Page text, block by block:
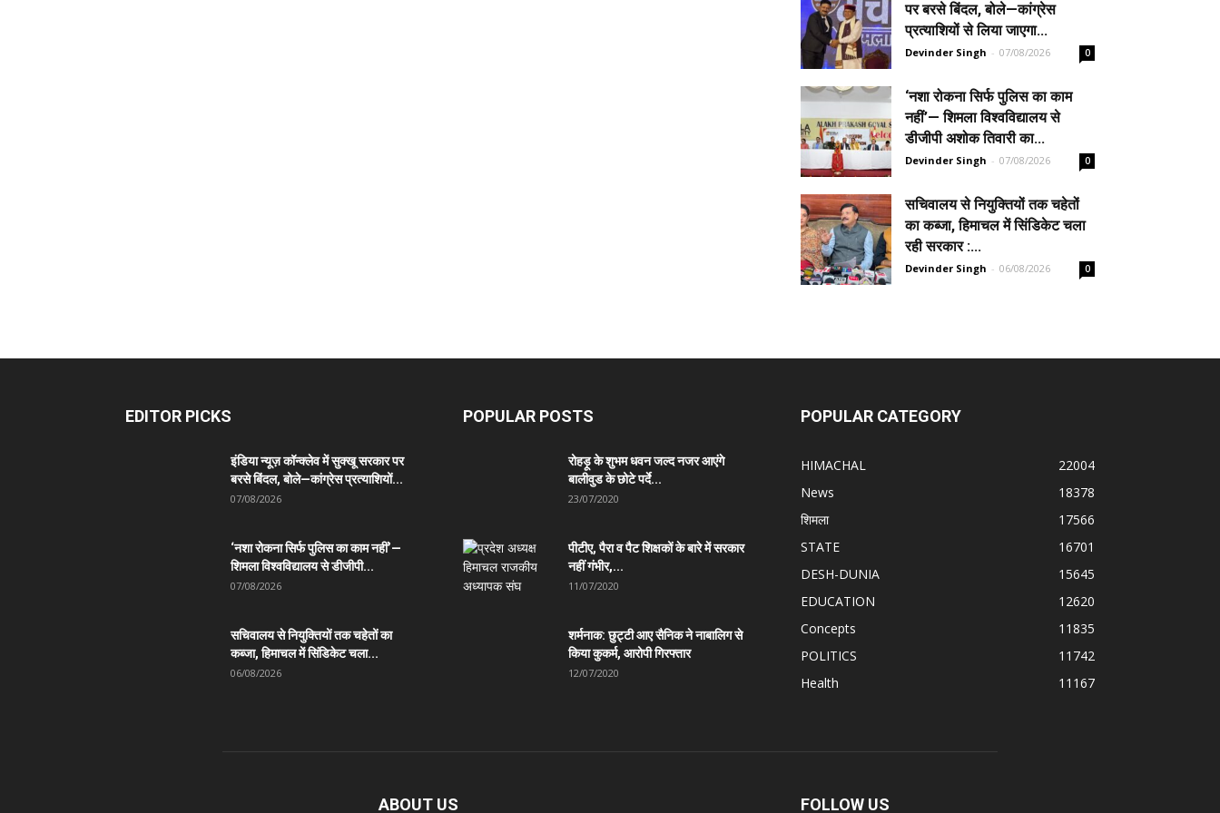
पर बरसे बिंदल, बोले—कांग्रेस
प्रत्याशियों से लिया जाएगा...
Devinder Singh - 07/08/2026 0
‘नशा रोकना सिर्फ पुलिस का काम
नहीं’— शिमला विश्वविद्यालय से
डीजीपी अशोक तिवारी का...
Devinder Singh - 07/08/2026 0
सचिवालय से नियुक्तियों तक चहेतों
का कब्जा, हिमाचल में सिंडिकेट चला
रही सरकार :...
Devinder Singh - 06/08/2026 0
EDITOR PICKS
इंडिया न्यूज़ कॉन्क्लेव में सुक्खू सरकार पर
बरसे बिंदल, बोले—कांग्रेस प्रत्याशियों...
07/08/2026
‘नशा रोकना सिर्फ पुलिस का काम नहीं’—
शिमला विश्वविद्यालय से डीजीपी...
07/08/2026
सचिवालय से नियुक्तियों तक चहेतों का
कब्जा, हिमाचल में सिंडिकेट चला...
06/08/2026
POPULAR POSTS
रोहड़ू के शुभम धवन जल्द नजर आएंगे
बालीवुड के छोटे पर्दे...
23/07/2020
पीटीए, पैरा व पैट शिक्षकों के बारे में सरकार
नहीं गंभीर,...
11/07/2020
शर्मनाक: छुट्टी आए सैनिक ने नाबालिग से
किया कुकर्म, आरोपी गिरफ्तार
12/07/2020
POPULAR CATEGORY
HIMACHAL
22004
News
18378
शिमला
17566
STATE
16701
DESH-DUNIA
15645
EDUCATION
12620
Concepts
11835
POLITICS
11742
Health
11167
ABOUT US FOLLOW US